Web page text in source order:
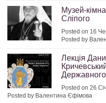
Музей-
Сліпого
Posted on 16
Posted by
Лекція
Державного
Posted on 26
Posted by Валентина Єфімова